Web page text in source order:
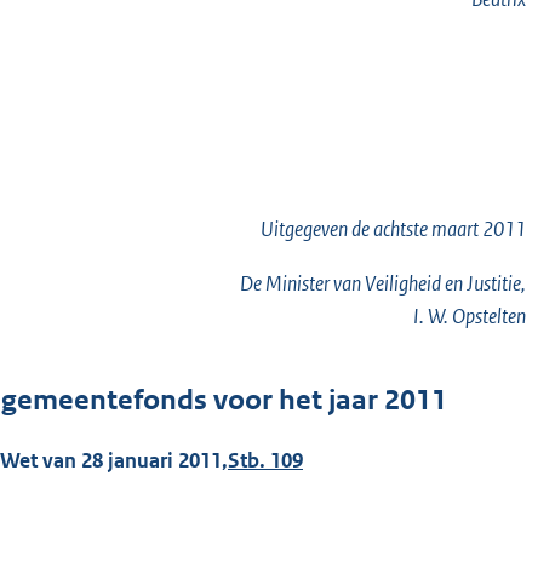
Uitgegeven deachtstemaart 2011
De Minister van Veiligheid en Justitie,
I. W. Opstelten
voor het jaar 2011
van 28 januari 2011,Stb. 109